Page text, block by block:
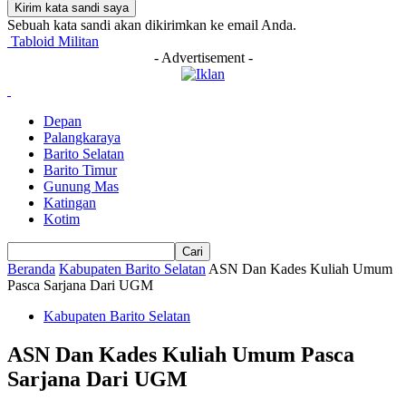
Sebuah kata sandi akan dikirimkan ke email Anda.
Tabloid Militan
- Advertisement -
Depan
Palangkaraya
Barito Selatan
Barito Timur
Gunung Mas
Katingan
Kotim
Beranda Kabupaten Barito Selatan ASN Dan Kades Kuliah Umum
Pasca Sarjana Dari UGM
Kabupaten Barito Selatan
ASN Dan Kades Kuliah Umum Pasca
Sarjana Dari UGM